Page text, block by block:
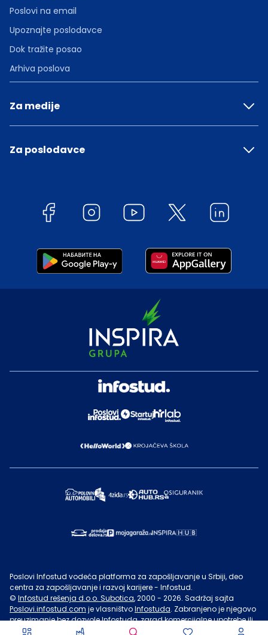
Poslovi na email
Upoznajte poslodavce
Dok tražite posao
Arhiva poslova
Za medije
Za poslodavce
Poslovi Infostud vodeća platforma za zapošljavanje u Srbiji, deo
centra za zapošljavanje i razvoj karijere - Infostud.
© Infostud rešenja d.o.o. Subotica, 2000 - 2026. Sadržaj sajta
Poslovi.infostud.com je vlasništvoInfostuda. Zabranjeno je njegovo
preuzimanje bez dozvoleInfostuda, zarad komercijalne upotrebe ili
u druge svrhe, osim za lične potrebe posetilaca sajta.